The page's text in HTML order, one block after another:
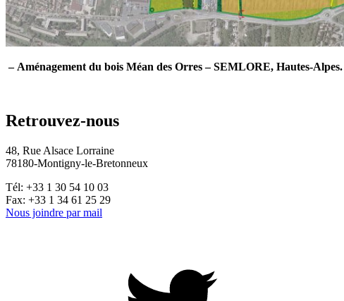
– Aménagement du bois Méan des Orres – SEMLORE, Hautes-Alpes.
Retrouvez-nous
48, Rue Alsace Lorraine
78180-Montigny-le-Bretonneux
Tél: +33 1 30 54 10 03
Fax: +33 1 34 61 25 29
Nous joindre par mail